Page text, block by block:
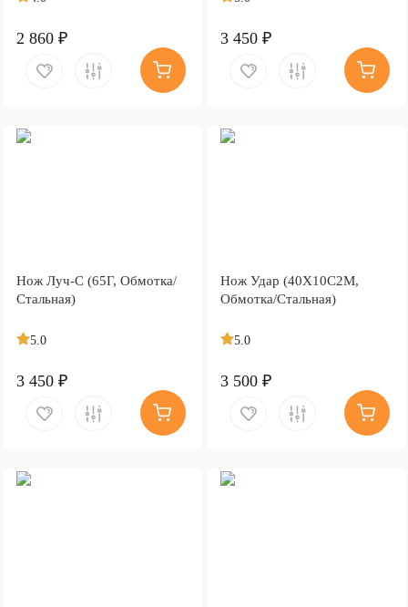
2 860 ₽ 3 450 ₽
Нож Луч-С (65Г, Обмотка/
Стальная)
5.0
3 450 ₽
Нож Удар (40Х10С2М,
Обмотка/Стальная)
5.0
3 500 ₽